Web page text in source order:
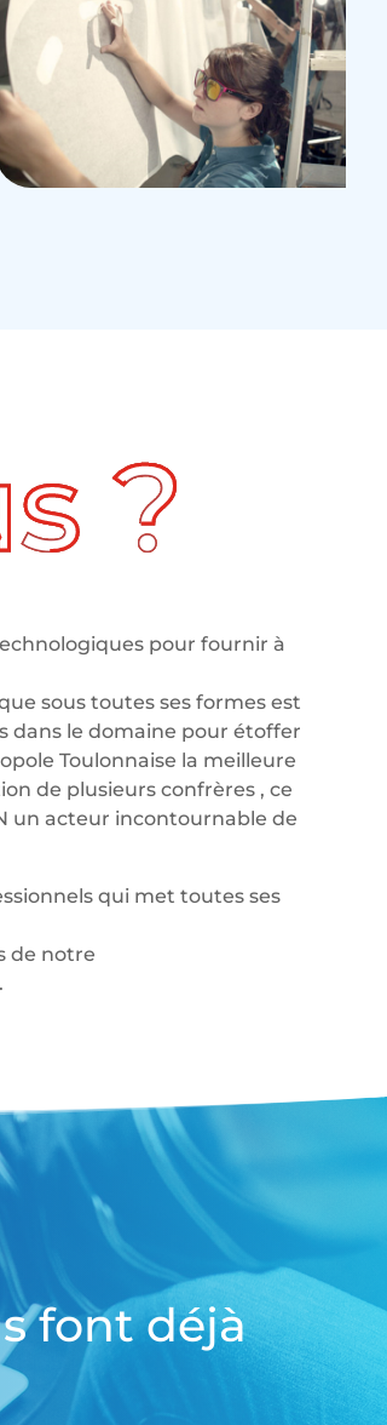
pour fournir à
sous toutes ses formes est
dans le domaine pour étoffer
Toulonnaise la meilleure
de plusieurs confrères , ce
un acteur incontournable de
qui met toutes ses
de notre
font déjà